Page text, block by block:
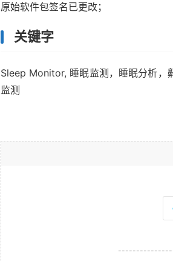
原始软件包签名已更改；
关键字
Sleep Monitor, 睡眠监测，睡眠分析，
监测